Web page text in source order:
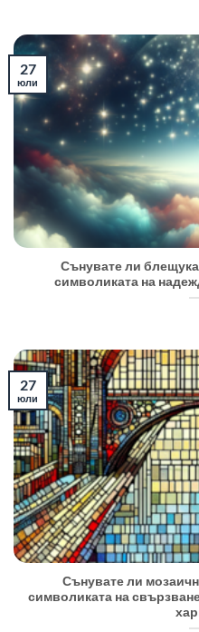
Сънувате ли
символиката на
27
юли
Сънувате ли
символиката на
27
юли